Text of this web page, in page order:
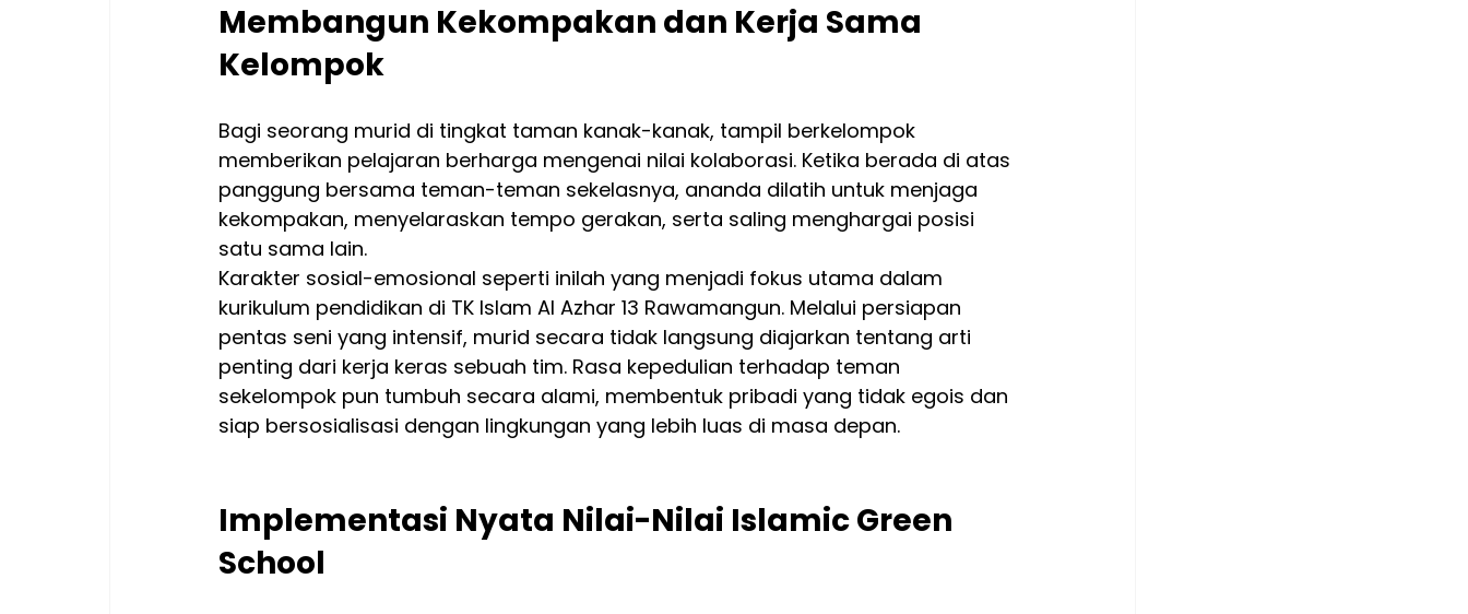
Membangun Kekompakan dan Kerja Sama
Kelompok
Bagi seorang murid di tingkat taman kanak-kanak, tampil berkelompok
memberikan pelajaran berharga mengenai nilai kolaborasi. Ketika berada di atas
panggung bersama teman-teman sekelasnya, ananda dilatih untuk menjaga
kekompakan, menyelaraskan tempo gerakan, serta saling menghargai posisi
satu sama lain.
Karakter sosial-emosional seperti inilah yang menjadi fokus utama dalam
kurikulum pendidikan di TK Islam Al Azhar 13 Rawamangun. Melalui persiapan
pentas seni yang intensif, murid secara tidak langsung diajarkan tentang arti
penting dari kerja keras sebuah tim. Rasa kepedulian terhadap teman
sekelompok pun tumbuh secara alami, membentuk pribadi yang tidak egois dan
siap bersosialisasi dengan lingkungan yang lebih luas di masa depan.
Implementasi Nyata Nilai-Nilai Islamic Green
School